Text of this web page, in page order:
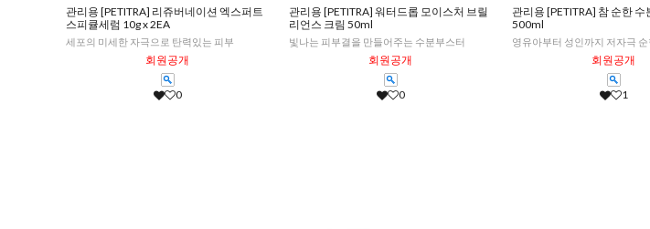
관리용 [PETITRA] 리쥬버네이션 엑스퍼트
스피큘세럼 10g x 2EA
세포의 미세한 자극으로 탄력있는 피부
회원공개
0
관리용 [PETITRA] 워터드롭 모이스처 브릴
리언스 크림 50ml
빛나는 피부결을 만들어주는 수분부스터
회원공개
0
관리용 [PETITRA] 참 순한 수
500ml
영유아부터 성인까지 저자극
회원공개
1